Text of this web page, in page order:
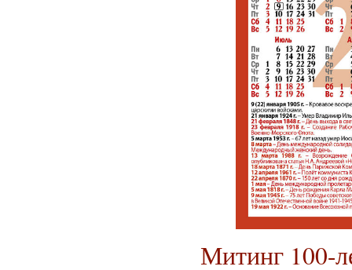
Митинг 100-